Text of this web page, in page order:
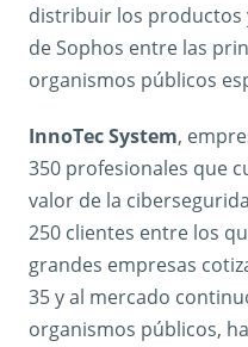
distribuir los productos
de Sophos entre las
organismos públicos
InnoTec System,
350 profesionales que
valor de la
250 clientes entre los
grandes empresas
35 y al mercado
organismos públicos,